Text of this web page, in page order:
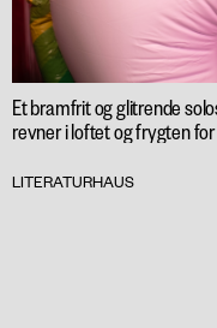
Et bramfrit og glitrende
revner i loftet og frygten
LITERATURHAUS